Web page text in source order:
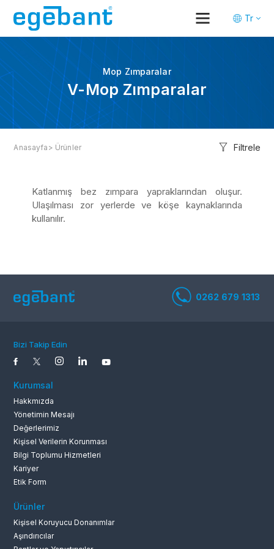
Tr
En
Mop Zımparalar
V-Mop Zımparalar
Anasayfa > Ürünler Filtrele
Katlanmış bez zımpara yapraklarından oluşur.
Ulaşılması zor yerlerde ve köşe kaynaklarında
kullanılır.
Bizi Takip Edin
Kurumsal
Hakkmızda
Yönetimin Mesajı
Değerlerimiz
Kişisel Verilerin Korunması
Bilgi Toplumu Hizmetleri
Kariyer
Etik Form
Ürünler
Kişisel Koruyucu Donanımlar
Aşındırıcılar